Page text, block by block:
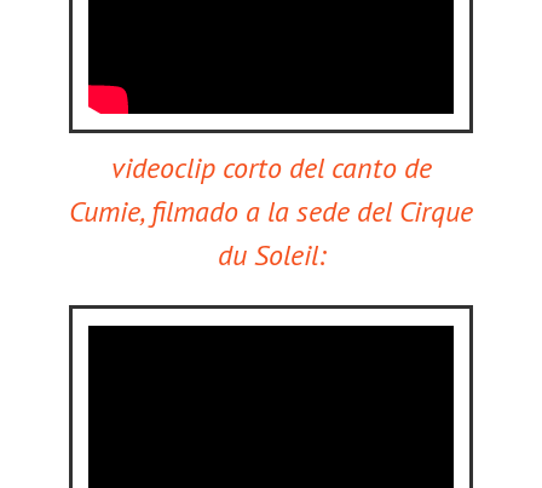
videoclip corto del canto de
Cumie, filmado a la sede del Cirque
du Soleil: